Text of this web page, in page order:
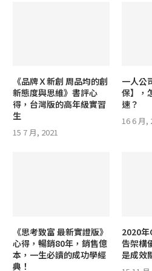
《品牌Ｘ新創 周品均的創
新態度與思維》書評心
得，台灣版的高年級實習
生
15 7 月, 2021
一人公
保】，
速？
16 6 月,
《思考致富 最新實證版》
心得，暢銷80年，銷售億
本，一生必讀的成功學經
典！
2020
告架構
是成效